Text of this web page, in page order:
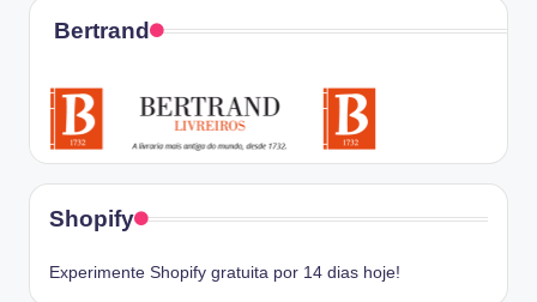
Bertrand
Shopify
Experimente Shopify gratuita por 14 dias hoje!